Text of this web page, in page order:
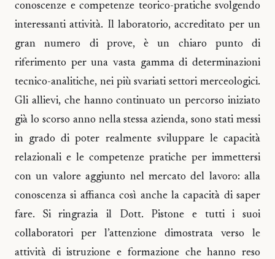
conoscenze e competenze teorico-pratiche svolgendo
interessanti attività. Il laboratorio, accreditato per un
gran numero di prove, è un chiaro punto di
riferimento per una vasta gamma di determinazioni
tecnico-analitiche, nei più svariati settori merceologici.
Gli allievi, che hanno continuato un percorso iniziato
già lo scorso anno nella stessa azienda, sono stati messi
in grado di poter realmente sviluppare le capacità
relazionali e le competenze pratiche per immettersi
con un valore aggiunto nel mercato del lavoro: alla
conoscenza si affianca così anche la capacità di saper
fare. Si ringrazia il Dott. Pistone e tutti i suoi
collaboratori per l’attenzione dimostrata verso le
attività di istruzione e formazione che hanno reso